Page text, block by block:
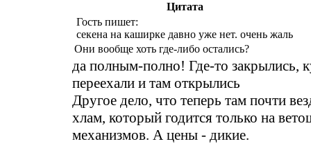
Цитата
Гость пишет:
секена на каширке давно уже нет. очень жаль
Они вообще хоть где-либо остались?
да полным-полно! Где-то закрылись,
переехали и там открылись
Другое дело, что теперь там почти
хлам, который годится только на
механизмов. А цены - дикие.